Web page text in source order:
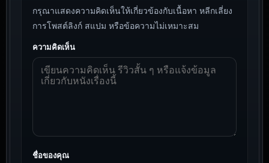
กรุณาแสดงความคิดเห็นให้เกี่ยวข้องกับเนื้อหา หลีกเลี่ยง
การโพสต์ลิงก์ สแปม หรือข้อความไม่เหมาะสม
ความคิดเห็น
ชื่อของคุณ